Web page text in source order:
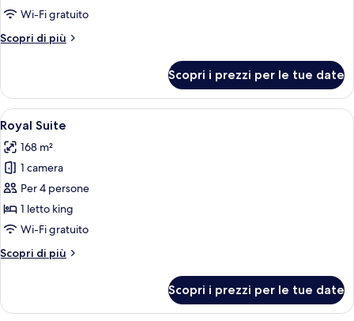
SuiteWi-Fi gratuito
Scopri di più
Altri
Suite
Scopri i prezzi per le tue date
Apri
tutte
le
foto
per
Royal
Suite
Un soggiorno ampio con un grande
9
Royal Suite
168 m²
1 camera
Per 4 persone
1 letto king
Wi-Fi gratuito
Scopri di più
Altri
Suite
Scopri i prezzi per le tue date